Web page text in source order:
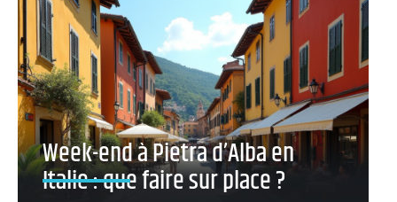
Week-end à Pietra d’Alba en
Italie : que faire sur place ?